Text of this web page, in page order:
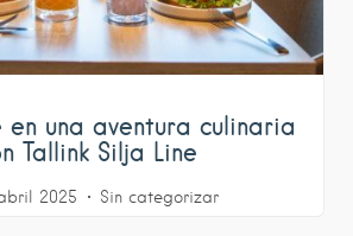
en una aventura culinaria
Tallink Silja Line
2025 Sin categorizar